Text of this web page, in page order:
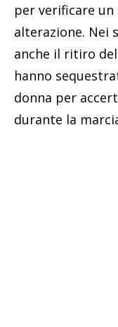
per verificare
alterazione. Nei
anche il ritiro
hanno
donna per
durante la